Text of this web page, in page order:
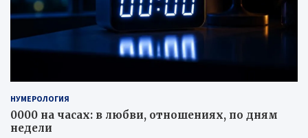
НУМЕРОЛОГИЯ
0000 на часах: в любви, отношениях, по дням
недели